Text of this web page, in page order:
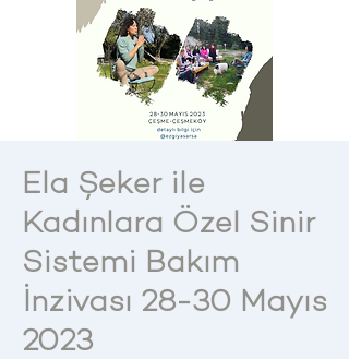
Ela Şeker ile
Kadınlara Özel Sinir
Sistemi Bakım
İnzivası 28-30 Mayıs
2023